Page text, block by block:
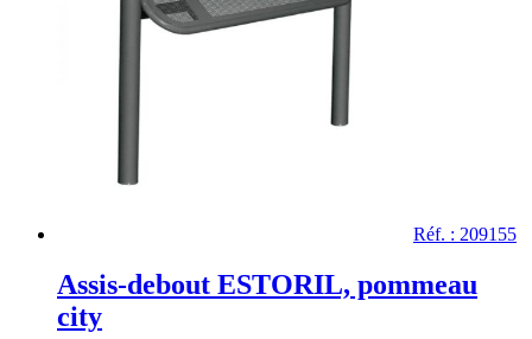
Réf. : 209155
Assis-debout ESTORIL, pommeau
city